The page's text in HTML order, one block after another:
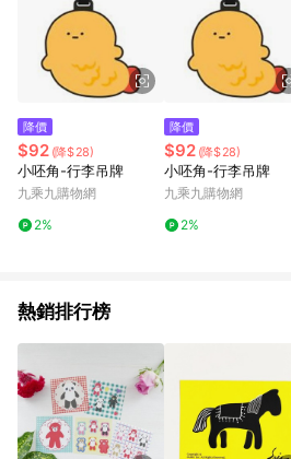
行李箱 / 寶寶攝影機 / 雞精&鱸魚精 / 美
作者&經典角色 / 人氣卡通大集合 / 地墊&
套書專區 / 各式零嘴&堅果&珍珠&果乾&糖
水果專區 / 親子理財書單 / 6~8歲推薦書單
pokemon玩具 / 世界名著 / 廚房家電 / 蔬
降價
$92 (降$28)
小呸角-行李吊牌
九乘九購物網
2%
降價
$92 (降$28)
小呸角-行李吊牌
九乘九購物網
2%
熱銷排行榜